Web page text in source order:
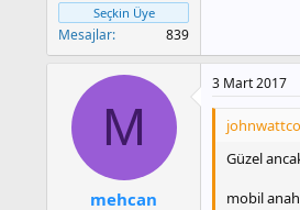
Seçkin Üye
Mesajlar 839
M
mehcan
3 Mart 2017
Güzel
mobil